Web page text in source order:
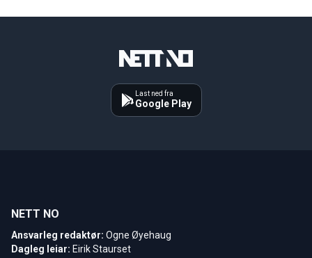
Last ned fra
Google Play
NETT NO
Ansvarleg redaktør: Ogne Øyehaug
Dagleg leiar: Eirik Staurset